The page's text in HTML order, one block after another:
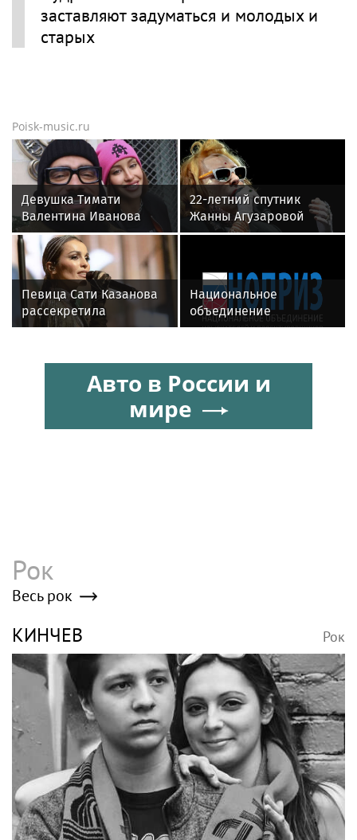
заставляют задуматься и молодых и
старых
Poisk-music.ru
Девушка Тимати
Валентина Иванова
снялась с годовалой
дочерью в парной
фотосессии
22-летний спутник
Жанны Агузаровой
опроверг роман с
Певица Сати Казанова
рассекретила
«безгрешное, чистое,
дочери
Национальное
объединение
изыскателей и
объявляет о приеме
заявок на XI
Международный
профессиональный
конкурс НОПРИЗ на
Авто в России и
мире
Рок
Весь рок
КИНЧЕВ Рок